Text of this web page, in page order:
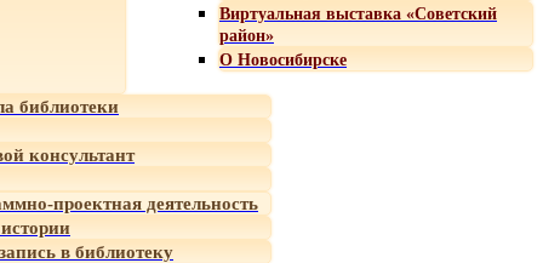
Виртуальная выставка «Советский
район»
О Новосибирске
библиотеки
консультант
проектная деятельность
в библиотеку